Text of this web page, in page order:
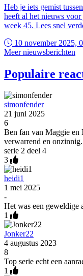
Heb je iets gemist
heeft al het nieuws
week 45. Lees snel
10 november 2025,
Meer nieuwsberichten
Populaire
simonfender
21 juni 2025
6
Ben fan van Maggie en
verwarrend en
serie 2 deel 4
3
heidi1
1 mei 2025
-
Het was een geweldige
1
Jonker22
4 augustus 2023
8
Top serie echt een
1